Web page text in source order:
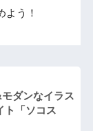
よう！
モダンなイラス
ト「ソコス